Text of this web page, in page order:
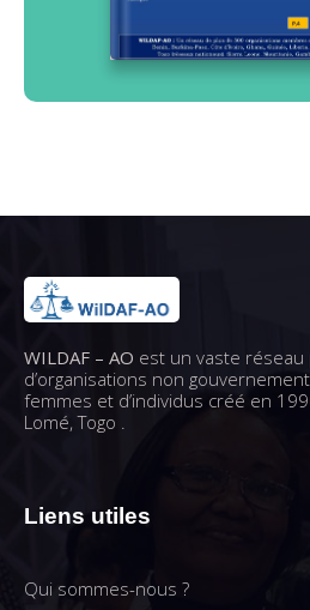
WILDAF – AO est un vaste réseau
d’organisations non
femmes et d’individus créé en
Lomé, Togo .
Liens utiles
Qui sommes-nous ?